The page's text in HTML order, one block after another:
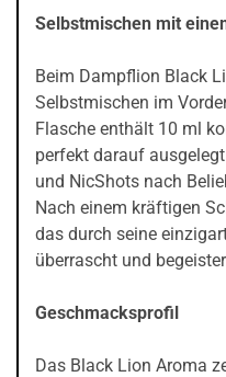
Selbstmischen mit
Beim Dampflion Black
Selbstmischen im
Flasche enthält 10 ml
perfekt darauf
und NicShots nach
Nach einem kräftigen
das durch seine
überrascht und
Geschmacksprofil
Das Black Lion Aroma